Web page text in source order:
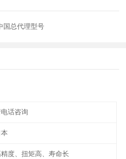
国总代理型号
话咨询
度、扭矩高、寿命长